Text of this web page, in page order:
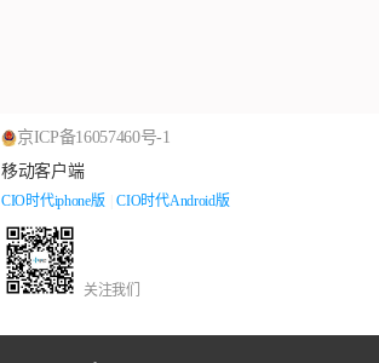
京ICP备16057460号-1
移动客户端
CIO时代iphone版 CIO时代Android版
关注我们